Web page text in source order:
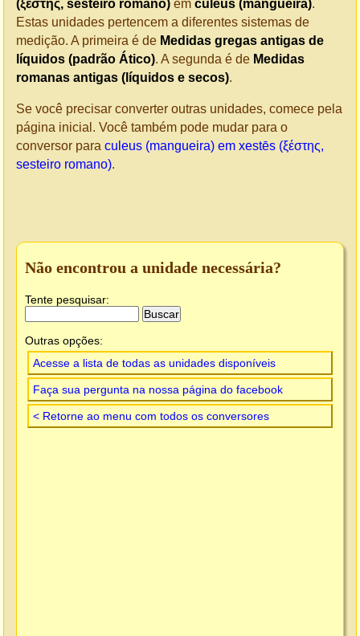
(ξέστης, sesteiro romano) em culeus (mangueira).
Estas unidades pertencem a diferentes sistemas de
medição. A primeira é de Medidas gregas antigas de
líquidos (padrão Ático). A segunda é de Medidas
romanas antigas (líquidos e secos).
Se você precisar converter outras unidades, comece pela
página inicial. Você também pode mudar para o
conversor para culeus (mangueira) em xestēs (ξέστης,
sesteiro romano).
Não encontrou a unidade necessária?
Tente pesquisar:
Outras opções:
Acesse a lista de todas as unidades disponíveis
Faça sua pergunta na nossa página do facebook
< Retorne ao menu com todos os conversores